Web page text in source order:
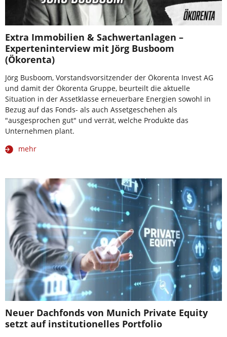
Extra Immobilien & Sachwertanlagen –
Experteninterview mit Jörg Busboom
(Ökorenta)
Jörg Busboom, Vorstandsvorsitzender der Ökorenta Invest AG
und damit der Ökorenta Gruppe, beurteilt die aktuelle
Situation in der Assetklasse erneuerbare Energien sowohl in
Bezug auf das Fonds- als auch Assetgeschehen als
"ausgesprochen gut" und verrät, welche Produkte das
Unternehmen plant.
mehr
Neuer Dachfonds von Munich Private Equity
setzt auf institutionelles Portfolio